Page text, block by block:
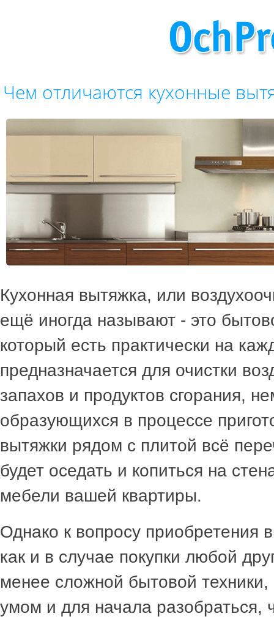
Чем отличаются кухонные
Кухонная вытяжка, или
ещё иногда называют - это
который есть практически на
предназначается для очистки
запахов и продуктов сгорания,
образующихся в процессе
вытяжки рядом с плитой всё
будет оседать и копиться на
мебели вашей квартиры.
Однако к вопросу приобретения
как и в случае покупки любой
менее сложной бытовой техники,
умом и для начала разобраться,